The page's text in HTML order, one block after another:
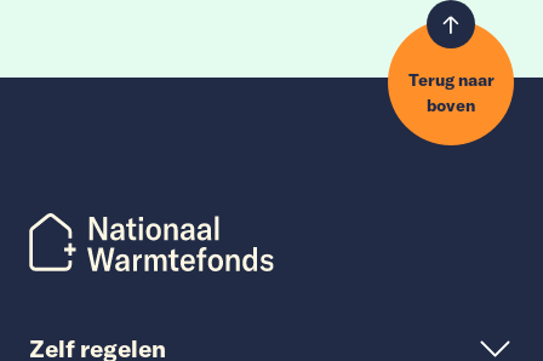
Terug naar
boven
Zelf regelen